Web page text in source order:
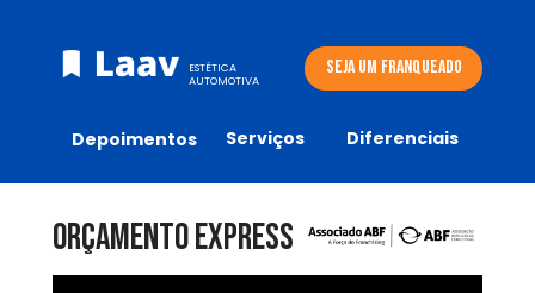
ESTÉTICA
AUTOMOTIVA
Depoimentos Serviços Diferenciais
SEJA UM FRANQUEADO
orçamento express